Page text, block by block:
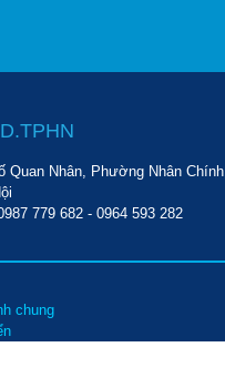
Quan Nhân, Phường Nhân
779 682- 0964 593 282
chung